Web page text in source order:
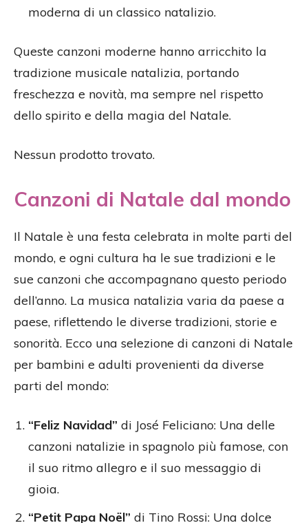
moderna di un classico natalizio.
Queste canzoni moderne hanno arricchito la
tradizione musicale natalizia, portando
freschezza e novità, ma sempre nel rispetto
dello spirito e della magia del Natale.
Nessun prodotto trovato.
Canzoni di Natale dal mondo
Il Natale è una festa celebrata in molte parti del
mondo, e ogni cultura ha le sue tradizioni e le
sue canzoni che accompagnano questo periodo
dell’anno. La musica natalizia varia da paese a
paese, riflettendo le diverse tradizioni, storie e
sonorità. Ecco una selezione di canzoni di Natale
per bambini e adulti provenienti da diverse
parti del mondo:
“Feliz Navidad” di José Feliciano: Una delle
canzoni natalizie in spagnolo più famose, con
il suo ritmo allegro e il suo messaggio di
gioia.
“Petit Papa Noël” di Tino Rossi: Una dolce